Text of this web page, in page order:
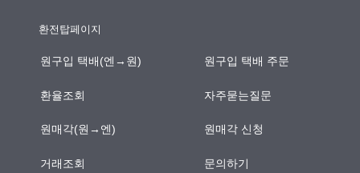
환전탑페이지
원구입 택배(엔→원) 원구입 택배 주문
환율조회 자주묻는질문
원매각(원→엔) 원매각 신청
거래조회 문의하기